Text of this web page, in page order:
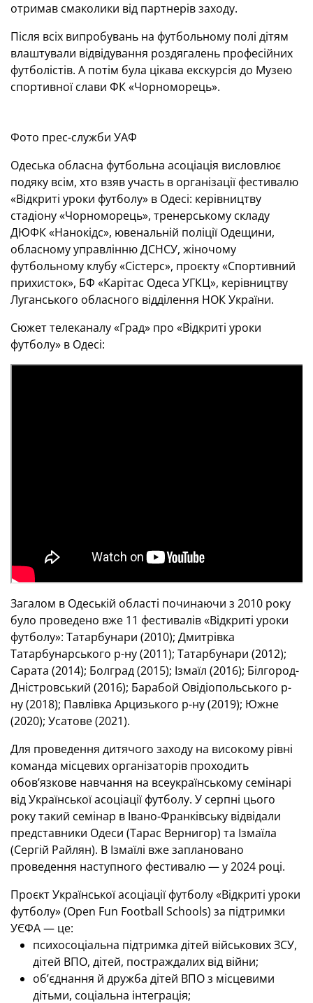
отримав смаколики від партнерів заходу.
Після всіх випробувань на футбольному полі дітям
влаштували відвідування роздягалень професійних
футболістів. А потім була цікава екскурсія до Музею
спортивної слави ФК «Чорноморець».
Фото прес-служби УАФ
Одеська обласна футбольна асоціація висловлює
подяку всім, хто взяв участь в організації фестивалю
«Відкриті уроки футболу» в Одесі: керівництву
стадіону «Чорноморець», тренерському складу
ДЮФК «Нанокідс», ювенальній поліції Одещини,
обласному управлінню ДСНСУ, жіночому
футбольному клубу «Сістерс», проєкту «Спортивний
прихисток», БФ «Карітас Одеса УГКЦ», керівництву
Луганського обласного відділення НОК України.
Сюжет телеканалу «Град» про «Відкриті уроки
футболу» в Одесі:
Загалом в Одеській області починаючи з 2010 року
було проведено вже 11 фестивалів «Відкриті уроки
футболу»: Татарбунари (2010); Дмитрівка
Татарбунарського р-ну (2011); Татарбунари (2012);
Сарата (2014); Болград (2015); Ізмаїл (2016); Білгород-
Дністровський (2016); Барабой Овідіопольського р-
ну (2018); Павлівка Арцизького р-ну (2019); Южне
(2020); Усатове (2021).
Для проведення дитячого заходу на високому рівні
команда місцевих організаторів проходить
обов’язкове навчання на всеукраїнському семінарі
від Української асоціації футболу. У серпні цього
року такий семінар в Івано-Франківську відвідали
представники Одеси (Тарас Вернигор) та Ізмаїла
(Сергій Райлян). В Ізмаїлі вже заплановано
проведення наступного фестивалю — у 2024 році.
Проєкт Української асоціації футболу «Відкриті уроки
футболу» (Open Fun Football Schools) за підтримки
УЄФА — це:
психосоціальна підтримка дітей військових ЗСУ,
дітей ВПО, дітей, постраждалих від війни;
об’єднання й дружба дітей ВПО з місцевими
дітьми, соціальна інтеграція;